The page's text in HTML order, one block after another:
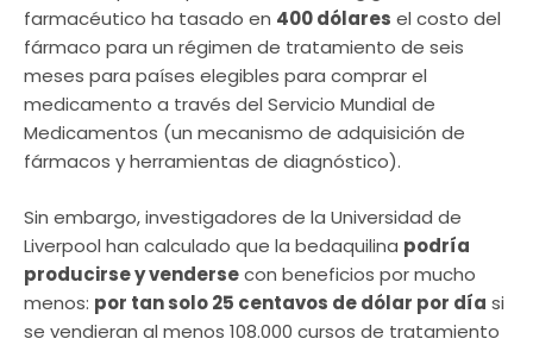
farmacéutico ha tasado en 400 dólares el costo del
fármaco para un régimen de tratamiento de seis
meses para países elegibles para comprar el
medicamento a través del Servicio Mundial de
Medicamentos (un mecanismo de adquisición de
fármacos y herramientas de diagnóstico).
Sin embargo, investigadores de la Universidad de
Liverpool han calculado que la bedaquilina podría
producirse y vendersecon beneficios por mucho
menos: por tan solo 25 centavos de dólar por día si
se vendieran al menos 108.000 cursos de tratamiento